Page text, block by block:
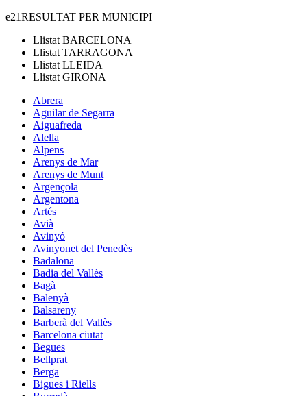
e21RESULTAT PER MUNICIPI
Llistat BARCELONA
Llistat TARRAGONA
Llistat LLEIDA
Llistat GIRONA
Abrera
Aguilar de Segarra
Aiguafreda
Alella
Alpens
Arenys de Mar
Arenys de Munt
Argençola
Argentona
Artés
Avià
Avinyó
Avinyonet del Penedès
Badalona
Badia del Vallès
Bagà
Balenyà
Balsareny
Barberà del Vallès
Barcelona ciutat
Begues
Bellprat
Berga
Bigues i Riells